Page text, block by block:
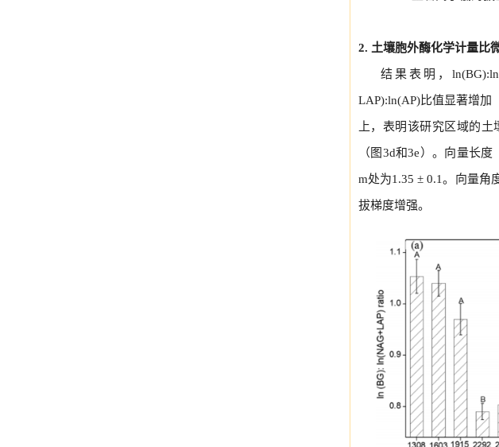
2. 土壤胞外酶化学计量比
结果表明，
LAP):ln(AP)比值显著增加
上，表明该研究区域的
（图3d和3e）。向量长
m处为1.35 ± 0.1。向量角
拔梯度增强。